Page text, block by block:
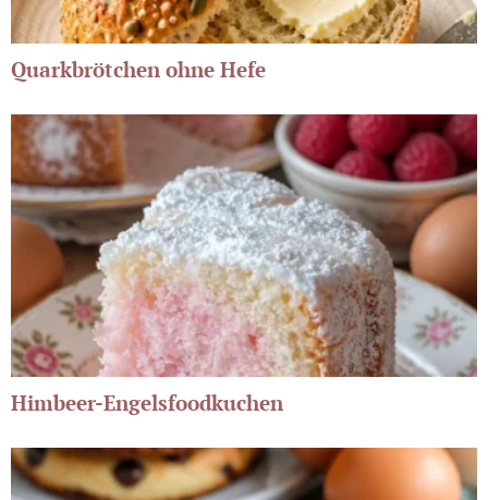
Quarkbrötchen ohne Hefe
Himbeer-Engelsfoodkuchen